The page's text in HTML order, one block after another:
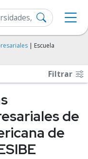
| Escuela
Filtrar
de
de